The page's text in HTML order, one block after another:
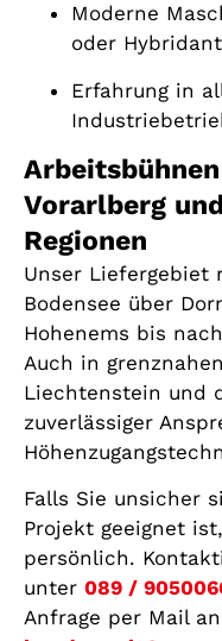
Moderne
oder
Erfahrung in
Vorarlberg
Regionen
Unser Liefergebiet
Bodensee über
Hohenems bis
Auch in
Liechtenstein und
zuverlässiger
Falls Sie unsicher
Projekt geeignet
persönlich.
unter 089 /
Anfrage per Mail an